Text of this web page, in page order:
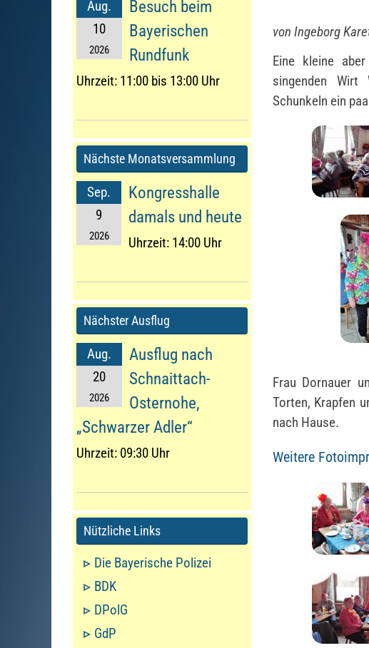
von Ingeborg
Eine kleine
singenden Wirt
Schunkeln ein
Frau Dornauer
Torten, Krapfen
nach Hause.
Weitere
Aug.
10
2026
Besuch beim
Bayerischen
Rundfunk
Uhrzeit: 11:00 bis 13:00 Uhr
Nächste Monatsversammlung
Sep.
9
2026
Kongresshalle
damals und heute
Uhrzeit: 14:00 Uhr
Nächster Ausflug
Aug.
20
2026
Ausflug nach
Schnaittach-
Osternohe,
„Schwarzer Adler“
Uhrzeit: 09:30 Uhr
Nützliche Links
Die Bayerische Polizei
BDK
DPolG
GdP